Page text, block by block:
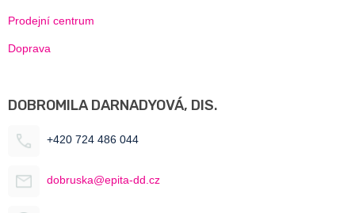
Prodejní centrum
Doprava
DOBROMILA DARNADYOVÁ, DIS.
+420 724 486 044
dobruska@epita-dd.cz